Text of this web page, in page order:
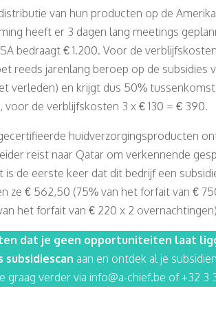
van hun producten op de
heeft er 3 dagen lang meetings
bedraagt € 1.200. Voor de
reeds jarenlang beroep op de subsidies
verleden) en krijgt dus 50%
de verblijfskosten 3 x € 130 = € 390.
huidverzorgingsproducten
reist naar Qatar om verkennende
de eerste keer dat dit bedrijf een
ze € 562,50 (75% van het forfait van €
het forfait van € 220 x 2
dat je geen opportuniteiten laat
subsidiescan aan en ontdek al je
graag verder via info@a-chief.be of +32 3